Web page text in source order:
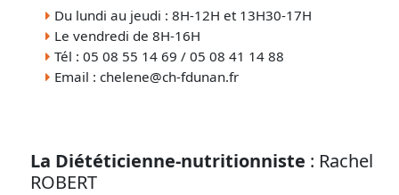
Du lundi au jeudi : 8H-12H et 13H30-17H
Le vendredi de 8H-16H
Tél : 05 08 55 14 69 / 05 08 41 14 88
Email : chelene@ch-fdunan.fr
La Diététicienne-nutritionniste : Rachel
ROBERT